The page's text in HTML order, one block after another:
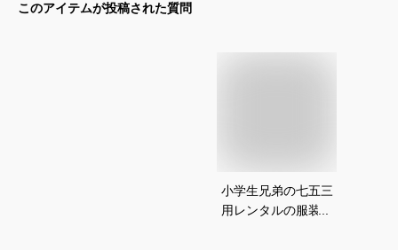
このアイテムが投稿された質問
小学生兄弟の七五三
用レンタルの服装｜